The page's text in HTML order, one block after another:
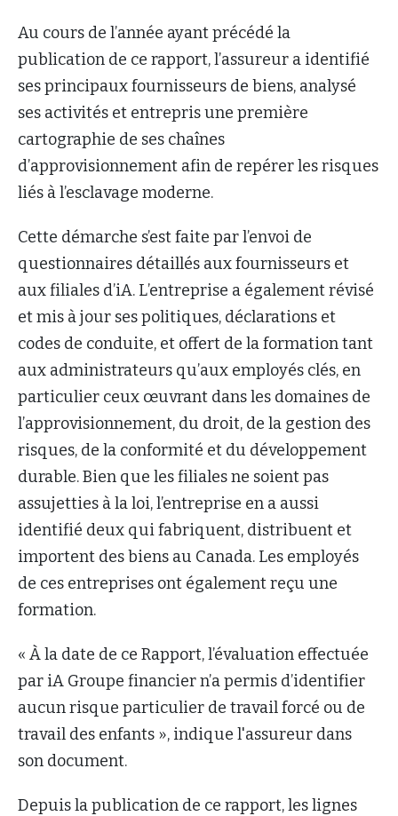
Au cours de l’année ayant précédé la
publication de ce rapport, l’assureur a identifié
ses principaux fournisseurs de biens, analysé
ses activités et entrepris une première
cartographie de ses chaînes
d’approvisionnement afin de repérer les risques
liés à l’esclavage moderne.
Cette démarche s’est faite par l’envoi de
questionnaires détaillés aux fournisseurs et
aux filiales d’iA. L’entreprise a également révisé
et mis à jour ses politiques, déclarations et
codes de conduite, et offert de la formation tant
aux administrateurs qu’aux employés clés, en
particulier ceux œuvrant dans les domaines de
l’approvisionnement, du droit, de la gestion des
risques, de la conformité et du développement
durable. Bien que les filiales ne soient pas
assujetties à la loi, l’entreprise en a aussi
identifié deux qui fabriquent, distribuent et
importent des biens au Canada. Les employés
de ces entreprises ont également reçu une
formation.
« À la date de ce Rapport, l’évaluation effectuée
par iA Groupe financier n’a permis d’identifier
aucun risque particulier de travail forcé ou de
travail des enfants », indique l'assureur dans
son document.
Depuis la publication de ce rapport, les lignes